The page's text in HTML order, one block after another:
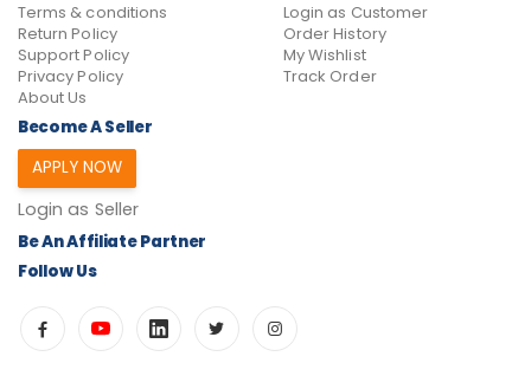
Terms & conditions
Return Policy
Support Policy
Privacy Policy
About Us
Login as Customer
Order History
My Wishlist
Track Order
Become A Seller
APPLY NOW
Login as Seller
Be An Affiliate Partner
Follow Us